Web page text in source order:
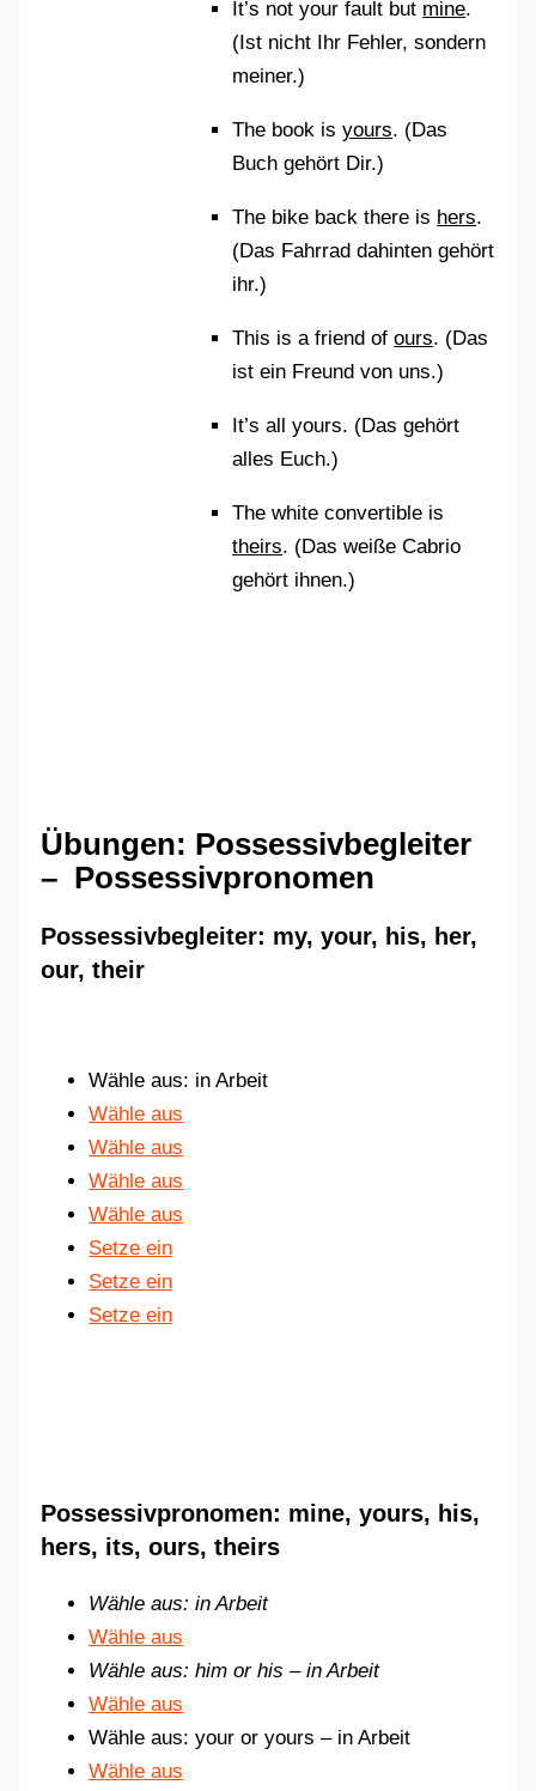
It’s not your fault but mine.
(Ist nicht Ihr Fehler, sondern
meiner.)
The book isyours. (Das
Buch gehört Dir.)
The bike back there is hers.
(Das Fahrrad dahinten gehört
ihr.)
This is a friend ofours. (Das
ist ein Freund von uns.)
It’s all yours. (Das gehört
alles Euch.)
The white convertible is
theirs. (Das weiße Cabrio
gehört ihnen.)
Übungen: Possessivbegleiter
– Possessivpronomen
Possessivbegleiter: my, your, his, her,
our, their
Wähle aus: in Arbeit
Wähle aus
Wähle aus
Wähle aus
Wähle aus
Setze ein
Setze ein
Setze ein
Possessivpronomen: mine, yours, his,
hers, its, ours, theirs
Wähle aus: in Arbeit
Wähle aus
Wähle aus: him or his – in Arbeit
Wähle aus
Wähle aus: your or yours – in Arbeit
Wähle aus